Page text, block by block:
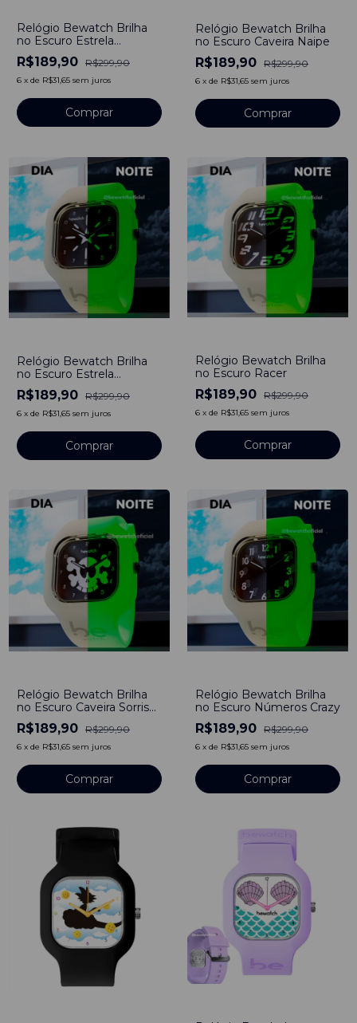
Relógio Bewatch Brilha
no Escuro Estrela
Cadente
R$189,90 R$299,90
6 x de R$31,65 sem juros
Relógio Bewatch Brilha
no Escuro Caveira Naipe
R$189,90 R$299,90
6 x de R$31,65 sem juros
Relógio Bewatch Brilha
no Escuro Estrela
Principal
R$189,90 R$299,90
6 x de R$31,65 sem juros
Relógio Bewatch Brilha
no Escuro Racer
R$189,90 R$299,90
6 x de R$31,65 sem juros
Relógio Bewatch Brilha
no Escuro Caveira Sorriso
Perfeito
R$189,90 R$299,90
6 x de R$31,65 sem juros
Relógio Bewatch Brilha
no Escuro Números Crazy
R$189,90 R$299,90
6 x de R$31,65 sem juros